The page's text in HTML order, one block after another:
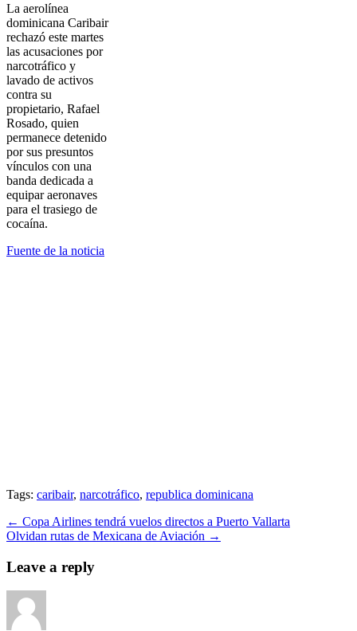
La aerolínea
dominicana Caribair
rechazó este martes
las acusaciones por
narcotráfico y
lavado de activos
contra su
propietario, Rafael
Rosado, quien
permanece detenido
por sus presuntos
vínculos con una
banda dedicada a
equipar aeronaves
para el trasiego de
cocaína.
Fuente de la noticia
Tags: caribair, narcotráfico, republica dominicana
← Copa Airlines tendrá vuelos directos a Puerto Vallarta
Olvidan rutas de Mexicana de Aviación →
Leave a reply